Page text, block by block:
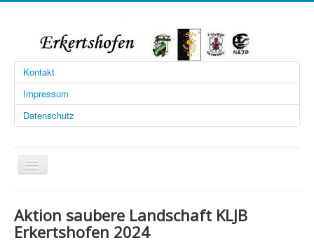
Kontakt
Impressum
Datenschutz
Navigation
an/aus
Limesschützen
Aktion saubere Landschaft KLJB
Erkertshofen 2024